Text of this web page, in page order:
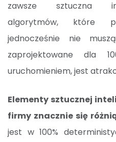
zawsze sztuczna
algorytmów, które
jednocześnie nie
zaprojektowane dla
uruchomieniem, jest
Elementy sztucznej
firmy znacznie się
jest w 100%